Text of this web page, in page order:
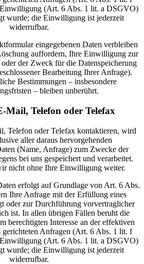
(Art. 6 Abs. 1 lit. a DSGVO)
wurde; die Einwilligung ist jederzeit
widerrufbar.
eingegebenen Daten verbleiben
auffordern, Ihre Einwilligung zur
der Zweck für die Datenspeicherung
Bearbeitung Ihrer Anfrage).
Bestimmungen – insbesondere
– bleiben unberührt.
Mail, Telefon oder Telefax
Telefon oder Telefax kontaktieren, wird
aller daraus hervorgehenden
(Name, Anfrage) zum Zwecke der
bei uns gespeichert und verarbeitet.
nicht ohne Ihre Einwilligung weiter.
erfolgt auf Grundlage von Art. 6 Abs.
Ihre Anfrage mit der Erfüllung eines
oder zur Durchführung vorvertraglicher
ist. In allen übrigen Fällen beruht die
berechtigten Interesse an der effektiven
gerichteten Anfragen (Art. 6 Abs. 1 lit. f
(Art. 6 Abs. 1 lit. a DSGVO)
wurde; die Einwilligung ist jederzeit
widerrufbar.